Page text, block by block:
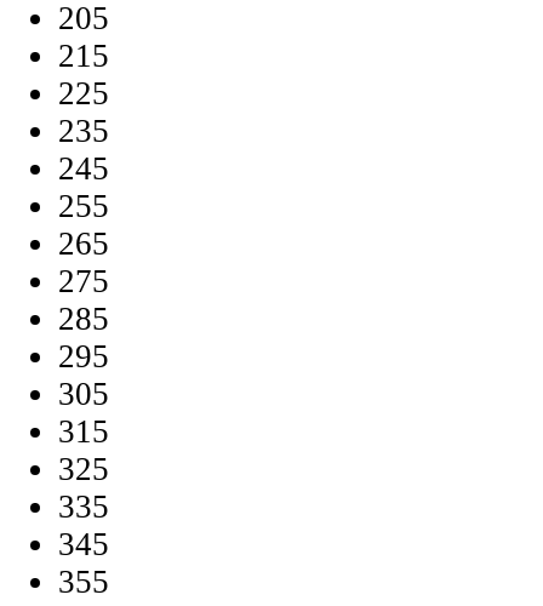
205
215
225
235
245
255
265
275
285
295
305
315
325
335
345
355